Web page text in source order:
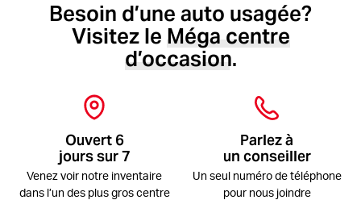
Besoin d’une auto usagée?
Visitez le Méga centre
d’occasion.
Ouvert 6
jours sur 7
Venez voir notre inventaire
dans l’un des plus gros centre
Parlez à
un conseiller
Un seul numéro de téléphone
pour nous joindre